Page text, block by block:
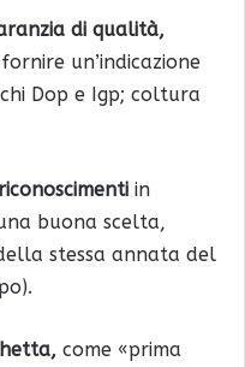
di qualità,
un’indicazione
Dop e Igp; coltura
in
buona scelta,
stessa annata del
come «prima